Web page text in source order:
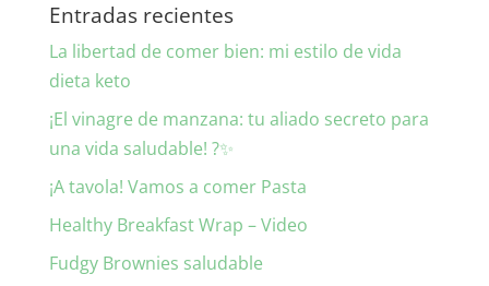
Entradas recientes
La libertad de comer bien: mi estilo de vida
dieta keto
¡El vinagre de manzana: tu aliado secreto para
una vida saludable! ?✨
¡A tavola! Vamos a comer Pasta
Healthy Breakfast Wrap – Video
Fudgy Brownies saludable